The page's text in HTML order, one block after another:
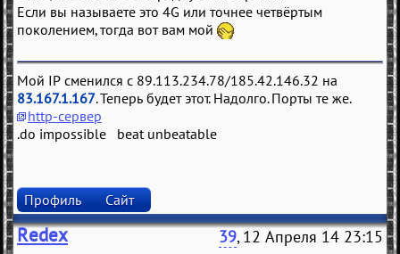
Если вы называете это 4G или точнее четвёртым
поколением, тогда вот вам мой
Мой IP сменился с 89.113.234.78/185.42.146.32 на
83.167.1.167. Теперь будет этот. Надолго. Порты те же.
http-сервер
.do impossible beat unbeatable
Профиль Сайт
Redex 39, 12 Апреля 14 23:15